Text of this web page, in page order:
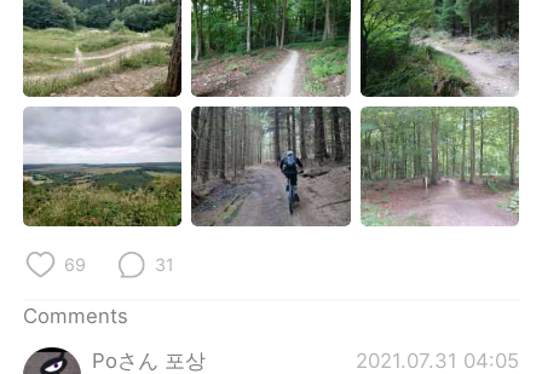
69 31
Comments
Poさん 포상
2021.07.31 04:05